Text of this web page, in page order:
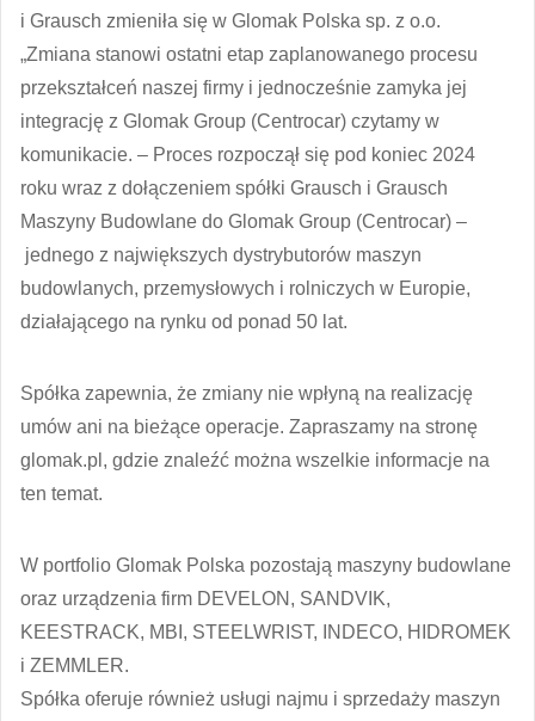
i Grausch zmieniła się w Glomak Polska sp. z o.o.
„Zmiana stanowi ostatni etap zaplanowanego procesu
przekształceń naszej firmy i jednocześnie zamyka jej
integrację z Glomak Group (Centrocar) czytamy w
komunikacie. – Proces rozpoczął się pod koniec 2024
roku wraz z dołączeniem spółki Grausch i Grausch
Maszyny Budowlane do Glomak Group (Centrocar) –
jednego z największych dystrybutorów maszyn
budowlanych, przemysłowych i rolniczych w Europie,
działającego na rynku od ponad 50 lat.
Spółka zapewnia, że zmiany nie wpłyną na realizację
umów ani na bieżące operacje. Zapraszamy na stronę
glomak.pl, gdzie znaleźć można wszelkie informacje na
ten temat.
W portfolio Glomak Polska pozostają maszyny budowlane
oraz urządzenia firm DEVELON, SANDVIK,
KEESTRACK, MBI, STEELWRIST, INDECO, HIDROMEK
i ZEMMLER.
Spółka oferuje również usługi najmu i sprzedaży maszyn